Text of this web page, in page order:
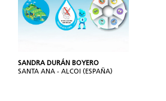
SANDRA DURÁN BOYERO
SANTA ANA - ALCOI (ESPAÑA)